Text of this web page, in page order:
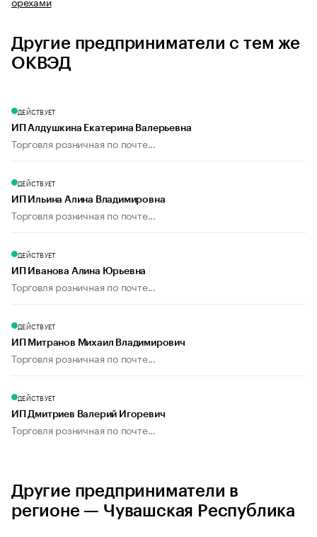
Другие предприниматели с тем же
ОКВЭД
ДЕЙСТВУЕТ
ИП Алдушкина Екатерина Валерьевна
Торговля розничная по почте...
ДЕЙСТВУЕТ
ИП Ильина Алина Владимировна
Торговля розничная по почте...
ДЕЙСТВУЕТ
ИП Иванова Алина Юрьевна
Торговля розничная по почте...
ДЕЙСТВУЕТ
ИП Митранов Михаил Владимирович
Торговля розничная по почте...
ДЕЙСТВУЕТ
ИП Дмитриев Валерий Игоревич
Торговля розничная по почте...
Другие предприниматели в
регионе — Чувашская Республика